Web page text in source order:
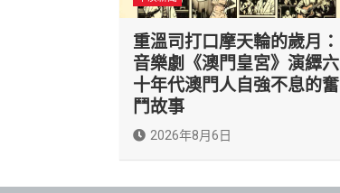
重溫司打口摩天輪的歲月：
音樂劇《澳門皇宮》演繹六
十年代澳門人自強不息的奮
鬥故事
2026年8月6日